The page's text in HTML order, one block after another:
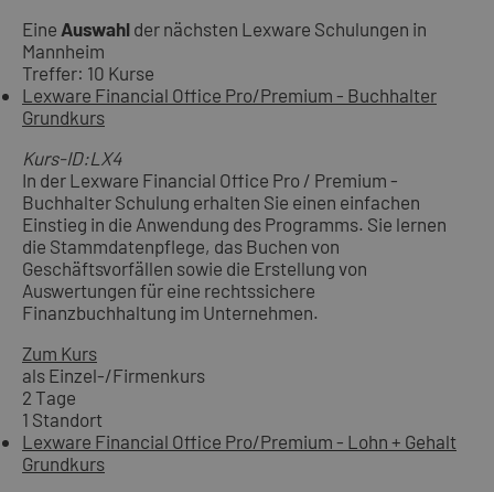
Eine Auswahl der nächsten Lexware Schulungen in
Mannheim
Treffer: 10 Kurse
Lexware Financial Office Pro/Premium - Buchhalter
Grundkurs
Kurs-ID:LX4
In der Lexware Financial Office Pro / Premium -
Buchhalter Schulung erhalten Sie einen einfachen
Einstieg in die Anwendung des Programms. Sie lernen
die Stammdatenpflege, das Buchen von
Geschäftsvorfällen sowie die Erstellung von
Auswertungen für eine rechtssichere
Finanzbuchhaltung im Unternehmen.
Zum Kurs
als Einzel-/Firmenkurs
2 Tage
1 Standort
Lexware Financial Office Pro/Premium - Lohn + Gehalt
Grundkurs